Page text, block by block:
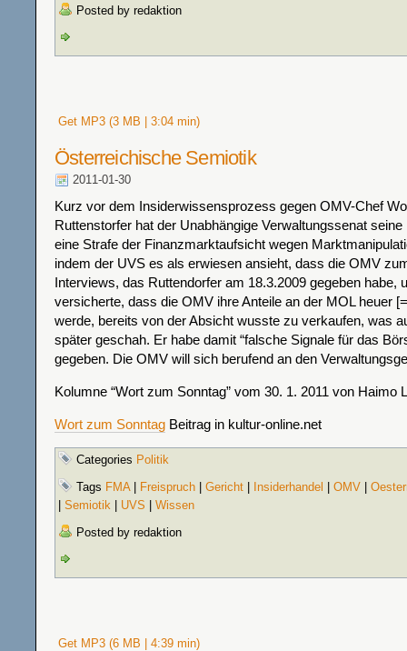
Posted by redaktion
Get MP3 (3 MB | 3:04 min)
Österreichische Semiotik
2011-01-30
Kurz vor dem Insiderwissensprozess gegen OMV-Chef
Ruttenstorfer hat der Unabhängige Verwaltungssenat seine
eine Strafe der Finanzmarktaufsicht wegen
indem der UVS es als erwiesen ansieht, dass die OMV
Interviews, das Ruttendorfer am 18.3.2009 gegeben habe,
versicherte, dass die OMV ihre Anteile an der MOL heuer
werde, bereits von der Absicht wusste zu verkaufen, was
später geschah. Er habe damit “falsche Signale für das
gegeben. Die OMV will sich berufend an den
Kolumne “Wort zum Sonntag” vom 30. 1. 2011 von Haimo
Wort zum Sonntag Beitrag in kultur-online.net
Categories Politik
Tags FMA| Freispruch Gericht Insiderhandel OMV
Semiotik UVS
Wissen
Posted by redaktion
Get MP3 (6 MB | 4:39 min)